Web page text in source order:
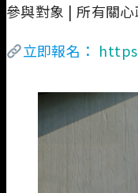
參與對象 | 所有關
立即報名：